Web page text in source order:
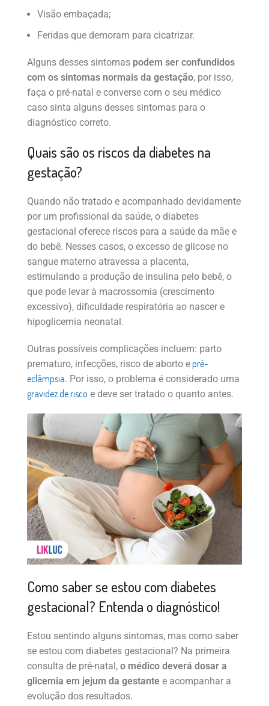
Visão embaçada;
Feridas que demoram para cicatrizar.
Alguns desses sintomas podem ser confundidos
com os sintomas normais da gestação, por isso,
faça o pré-natal e converse com o seu médico
caso sinta alguns desses sintomas para o
diagnóstico correto.
Quais são os riscos da diabetes na
gestação?
Quando não tratado e acompanhado devidamente
por um profissional da saúde, o diabetes
gestacional oferece riscos para a saúde da mãe e
do bebê. Nesses casos, o excesso de glicose no
sangue materno atravessa a placenta,
estimulando a produção de insulina pelo bebê, o
que pode levar à macrossomia (crescimento
excessivo), dificuldade respiratória ao nascer e
hipoglicemia neonatal.
Outras possíveis complicações incluem: parto
prematuro, infecções, risco de aborto epré-
eclâmpsia. Por isso, o problema é considerado uma
gravidez de risco e deve ser tratado o quanto antes.
Como saber se estou com diabetes
gestacional? Entenda o diagnóstico!
Estou sentindo alguns sintomas, mas como saber
se estou com diabetes gestacional? Na primeira
consulta de pré-natal, o médico deverá dosar a
glicemia em jejum da gestante e acompanhar a
evolução dos resultados.